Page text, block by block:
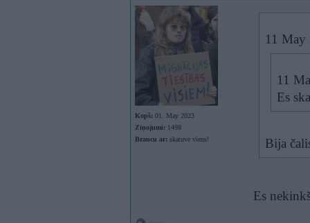
Kopš: 01. May 2023
Ziņojumi: 1498
Braucu ar: skatuve viens!
11
11
Es
Bija
Es